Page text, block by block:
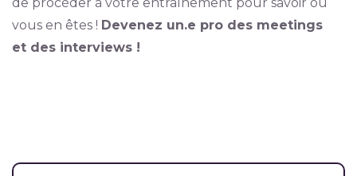
vous en êtes ! Devenez un.e pro des meetings
et des interviews !